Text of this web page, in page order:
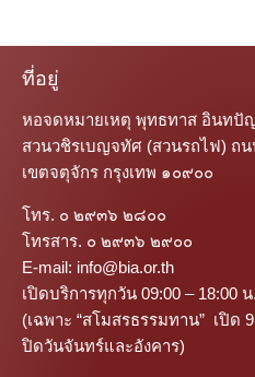
ที่อยู่
หอจดหมายเหตุ พุทธทาส อินทปั
สวนวชิรเบญจทัศ (สวนรถไฟ) ถ
เขตจตุจักร กรุงเทพ ๑๐๙๐๐
โทร. ๐ ๒๙๓๖ ๒๘๐๐
โทรสาร. ๐ ๒๙๓๖ ๒๙๐๐
E-mail: info@bia.or.th
เปิดบริการทุกวัน 09:00 – 18:00 น
(เฉพาะ “สโมสรธรรมทาน” เปิด
ปิดวันจันทร์และอังคาร)